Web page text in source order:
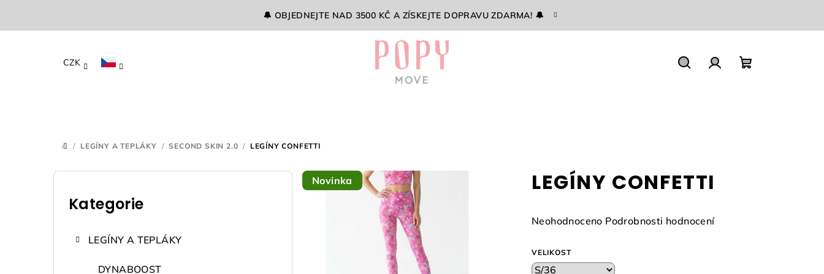
🔔 OBJEDNEJTE NAD 3500 KČ A ZÍSKEJTE DOPRAVU ZDARMA! 🔔
CZK
DOMŮ
/ LEGÍNY A TEPLÁKY / SECOND SKIN 2.0 / LEGÍNY CONFETTI
P
Přeskočit
kategorie
Kategorie
LEGÍNY A TEPLÁKY
DYNABOOST
LEGÍNY CONFETTI
Průměrné
produktu
je
Neohodnoceno Podrobnosti hodnocení
VELIKOST
Novinka